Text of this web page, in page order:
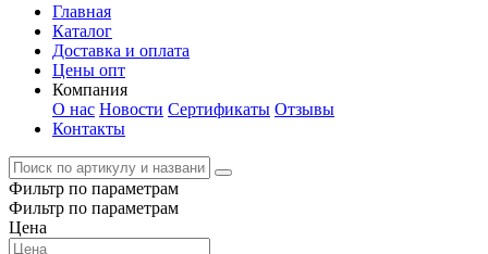
Главная
Каталог
Доставка и оплата
Цены опт
Компания
О нас Новости Сертификаты Отзывы
Контакты
Фильтр по параметрам
Фильтр по параметрам
Цена